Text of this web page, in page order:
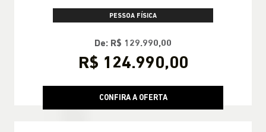
R$ 158.690,00
CONFIRA A OFERTA